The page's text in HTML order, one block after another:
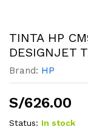
TINTA HP
DESIGNJET
Brand: HP
S/626.00
Status: In stock